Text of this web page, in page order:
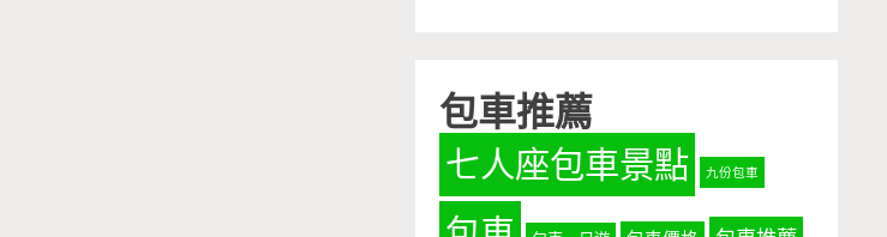
包車推薦
七人座包車景點 九份包車